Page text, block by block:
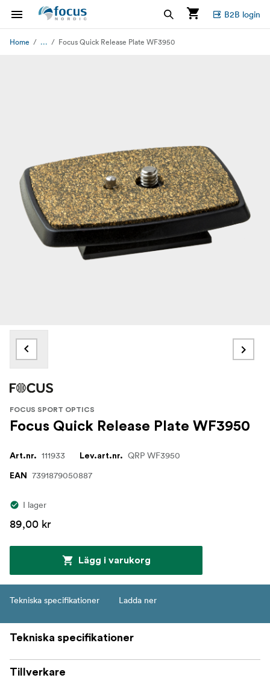
B2B login
Home ... Focus Quick Release Plate WF3950
FOCUS SPORT OPTICS
Focus Quick Release Plate WF3950
Art.nr. 111933 Lev.art.nr. QRP WF3950
EAN 7391879050887
I lager
89,00 kr
Lägg i varukorg
Tekniska specifikationer Ladda ner
Tekniska specifikationer
Tillverkare